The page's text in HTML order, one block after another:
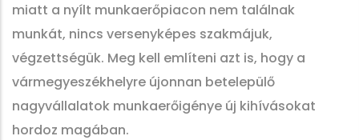
miatt a nyílt munkaerőpiacon nem találnak
munkát, nincs versenyképes szakmájuk,
végzettségük. Meg kell említeni azt is, hogy a
vármegyeszékhelyre újonnan betelepülő
nagyvállalatok munkaerőigénye új kihívásokat
hordoz magában.